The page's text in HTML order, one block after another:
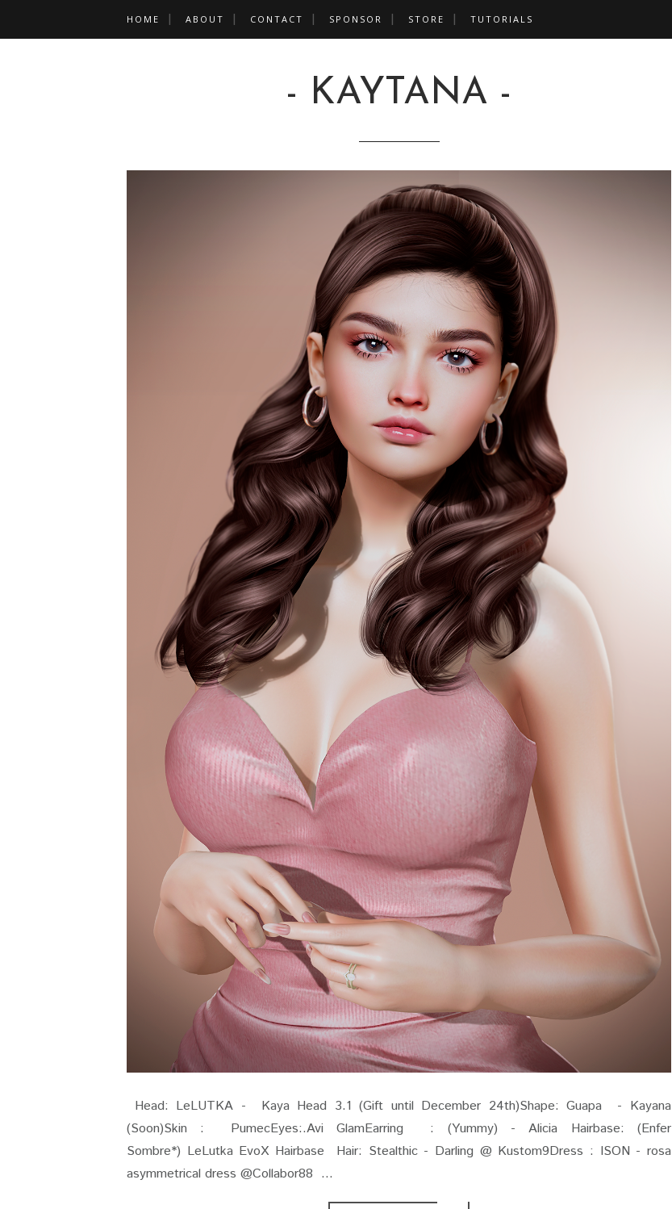
HOME ABOUT CONTACT SPONSOR STORE TUTORIALS
- KAYTANA -
Head: LeLUTKA - Kaya Head 3.1 (Gift until December 24th)Shape: Guapa - Kayana
(Soon)Skin : PumecEyes:.Avi GlamEarring : (Yummy) - Alicia Hairbase: (Enfer
Sombre*) LeLutka EvoX Hairbase Hair: Stealthic - Darling @ Kustom9Dress : ISON - rosa
asymmetrical dress @Collabor88 ...